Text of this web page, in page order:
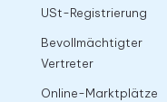
USt-Registrierung
Bevollmächtigter
Vertreter
Online-Marktplätze